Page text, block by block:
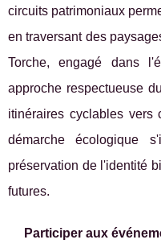
circuits patrimoniaux
en traversant des
Torche, engagé dans
approche respectueuse
itinéraires cyclables vers
démarche écologique
préservation de l'identité
futures.
Participer aux